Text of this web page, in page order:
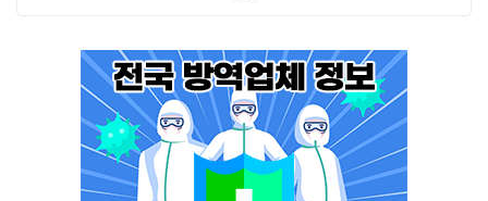
플라이포커스
모스포커스
포커스 LED